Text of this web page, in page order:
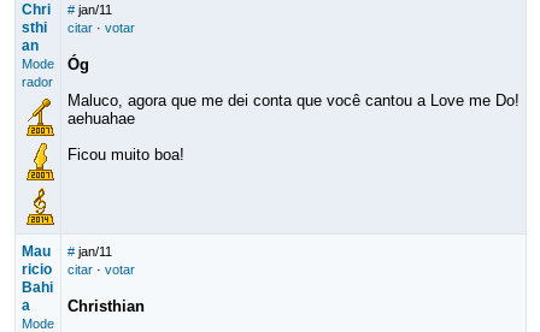
Chri
sthi
an
Mode
rador
# jan/11
citar· votar
Óg
Maluco, agora que me dei conta que você cantou a Love me Do!
aehuahae
Ficou muito boa!
Mau
ricio
Bahi
a
Mode
# jan/11
citar· votar
Christhian